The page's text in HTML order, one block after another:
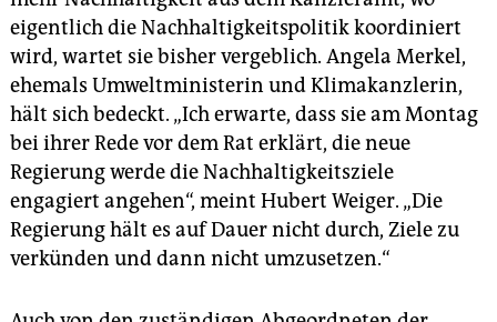
eigentlich die Nachhaltigkeitspolitik koordiniert
wird, wartet sie bisher vergeblich. Angela Merkel,
ehemals Umweltministerin und Klimakanzlerin,
hält sich bedeckt. „Ich erwarte, dass sie am Montag
bei ihrer Rede vor dem Rat erklärt, die neue
Regierung werde die Nachhaltigkeitsziele
engagiert angehen“, meint Hubert Weiger. „Die
Regierung hält es auf Dauer nicht durch, Ziele zu
verkünden und dann nicht umzusetzen.“